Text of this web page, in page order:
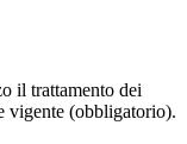
il trattamento dei
vigente (obbligatorio).